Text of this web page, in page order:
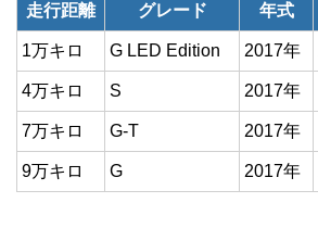
走行距離 グレード 年式
1万キロ G LED Edition 2017年
4万キロ S 2017年
7万キロ G-T 2017年
9万キロ G 2017年